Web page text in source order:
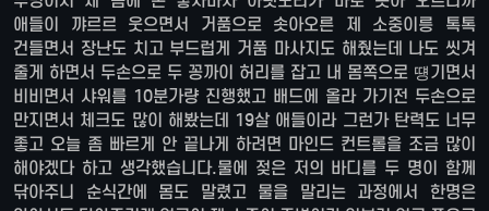
애들이 꺄르르 웃으면서 거품으로 솟아오른 제 소중이릉 톡톡
건들면서 장난도 치고 부드럽게 거품 마사지도 해줬는데 나도 씻겨
줄게 하면서 두손으로 두 꽁까이 허리를 잡고 내 몸쪽으로 떙기면서
비비면서 샤워를 10분가량 진행했고 배드에 올라 가기전 두손으로
만지면서 체크도 많이 해봤는데 19살 애들이라 그런가 탄력도 너무
좋고 오늘 좀 빠르게 안 끝나게 하려면 마인드 컨트롤을 조금 많이
해야겠다 하고 생각했습니다.물에 젖은 저의 바디를 두 명이 함께
닦아주니 순식간에 몸도 말렸고 물을 말리는 과정에서 한명은